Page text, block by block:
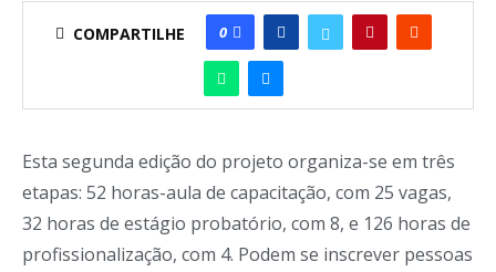
COMPARTILHE 0
Esta segunda edição do projeto organiza-se em três
etapas: 52 horas-aula de capacitação, com 25 vagas,
32 horas de estágio probatório, com 8, e 126 horas de
profissionalização, com 4. Podem se inscrever pessoas